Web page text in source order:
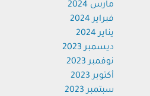
مارس 2024
فبراير 2024
يناير 2024
ديسمبر 2023
نوفمبر 2023
أكتوبر 2023
سبتمبر 2023